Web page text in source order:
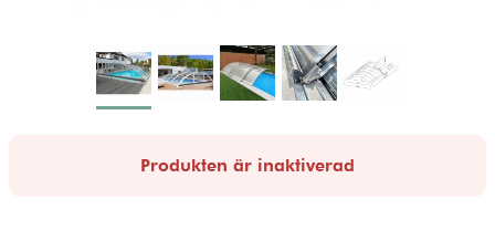
Produkten är inaktiverad